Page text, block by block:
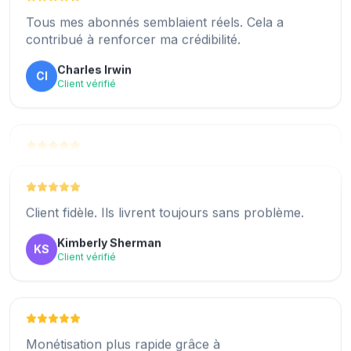
contribué à renforcer ma crédibilité.
Charles Irwin
Après avoir acheté des abonnements ici, j'ai aussi
J'aime ».
HS Hector Sutton
Tous mes abonnés semblaient réels. Cela a
Tous mes abonnés semblaient réels. Cela a
contribué à renforcer ma crédibilité.
AS Antonio Shaw
Client fidèle. Ils livrent toujours sans problème.
Kimberly Sherman
Client vérifié
Monétisation plus rapide grâce à
ExpressFollowers !